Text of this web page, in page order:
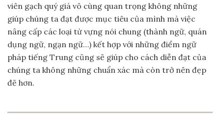
viên gạch quý giá vô cùng quan trọng không những
giúp chúng ta đạt được mục tiêu của mình mà việc
nâng cấp các loại từ vựng nói chung (thành ngữ, quán
dụng ngữ, ngạn ngữ…) kết hợp với những điểm ngữ
pháp tiếng Trung cũng sẽ giúp cho cách diễn đạt của
chúng ta không những chuẩn xác mà còn trở nên đẹp
đẽ hơn.